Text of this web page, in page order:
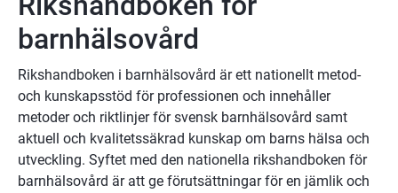
barnhälsovård
Rikshandboken i barnhälsovård är ett nationellt metod-
och kunskapsstöd för professionen och innehåller
metoder och riktlinjer för svensk barnhälsovård samt
aktuell och kvalitetssäkrad kunskap om barns hälsa och
utveckling. Syftet med den nationella rikshandboken för
barnhälsovård är att ge förutsättningar för en jämlik och